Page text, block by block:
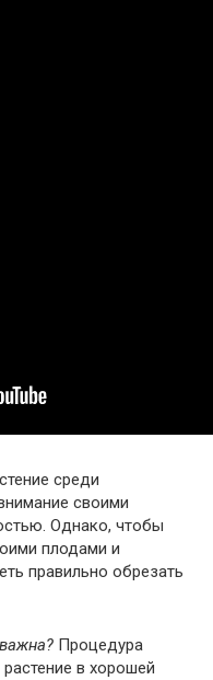
среди
своими
Однако, чтобы
плодами и
правильно обрезать
Процедура
в хорошей